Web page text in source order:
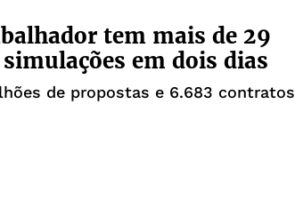
tem mais de 29
em dois dias
de propostas e 6.683 contratos